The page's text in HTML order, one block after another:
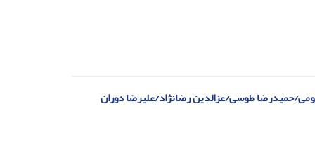
حمیدرضا طوسی/عزالدین رضانژاد/علیرضا دوران